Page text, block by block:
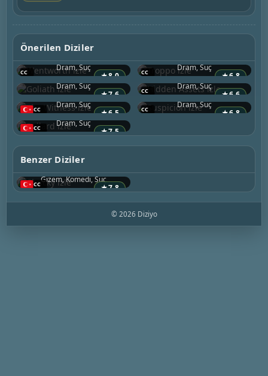
Önerilen Diziler
★8.0
Wentworth
Dram, Suç
★6.8
Dram, Suç
★7.6
Goliath
2016 • ABD
Dram, Suç
★6.6
Hidden Assets
2021 • İrlanda
Dram, Suç
★6.5
The Witness
2026 • Birleşik Krallık
Dram, Suç
★6.8
Suspicion
2022 • Birleşik Krallık
Dram, Suç
★7.5
Ballard
2025 • ABD
Dram, Suç
Benzer Diziler
★7.8
Chucky
Gizem, Komedi, Suç
© 2026 Diziyo